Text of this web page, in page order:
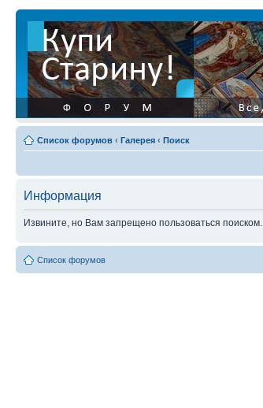
Список форумов ‹ Галерея ‹ Поиск
Информация
Извините, но Вам запрещено пользоваться поиском.
Список форумов